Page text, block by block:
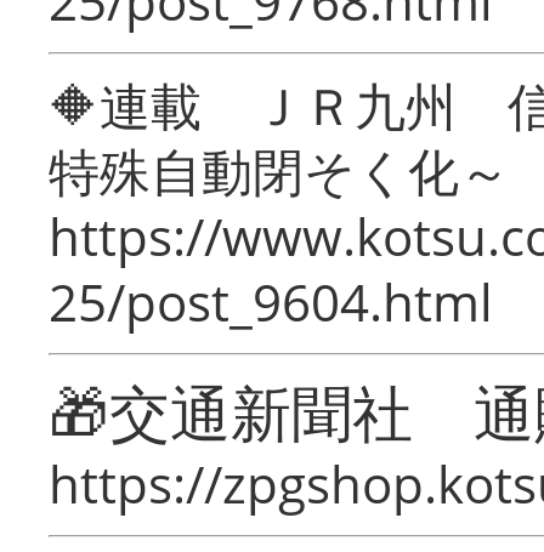
🔶連載 ＪＲ九州 信
特殊自動閉そく化～
https://
25/post_9604.html
🎁交通新聞社
https://